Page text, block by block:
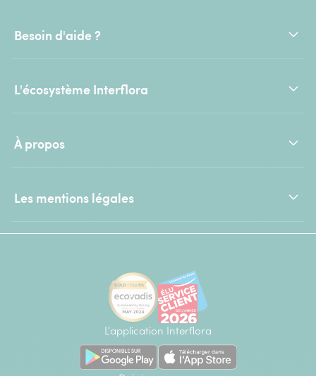
Besoin d'aide ?
L'écosystème Interflora
À propos
Les mentions légales
L'application Interflora